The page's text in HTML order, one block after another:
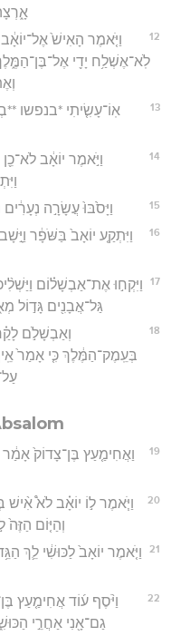
12
וַיֹּ֤אמֶר הָאִישׁ֙
לֹֽא־אֶשְׁלַ֥ח יָדִ֖י
13
אֽוֹ־עָשִׂ֤יתִי *בנפשו
14
וַיֹּ֣אמֶר יוֹאָ֔ב
15 וַיָּסֹ֙בּוּ֙ עֲשָׂרָ֣ה נְעָרִ֔ים
16
וַיִּתְקַ֤ע יוֹאָב֙ בַּשֹּׁפָ֔ר
17
וַיִּקְח֣וּ אֶת־אַבְשָׁל֗וֹם
גַּל־אֲבָנִ֖ים גָּד֣וֹל
18
וְאַבְשָׁלֹ֣ם
בְּעֵֽמֶק־הַמֶּ֔לֶךְ כִּ֤י אָמַר֙
19
וַאֲחִימַ֤עַץ בֶּן־צָדוֹק֙
20
וַיֹּ֧אמֶר ל֣וֹ יוֹאָ֗ב לֹא֩
וְהַיּ֤וֹם הַזֶּה֙
21
וַיֹּ֤אמֶר יוֹאָב֙ לַכּוּשִׁ֔י לֵ֛ךְ
22
וַיֹּ֨סֶף ע֜וֹד אֲחִימַ֤עַץ
גַם־אָ֖נִי אַחֲרֵ֣י